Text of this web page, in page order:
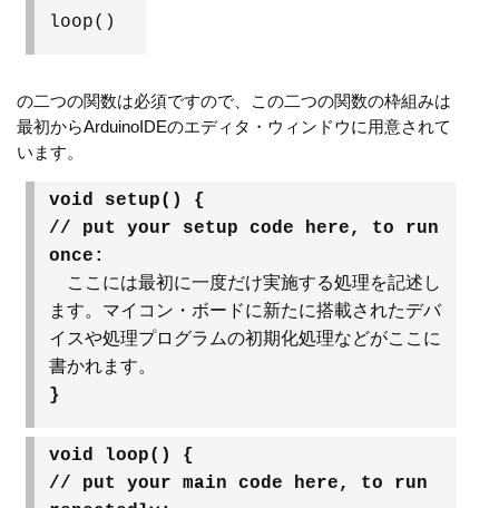
loop()
の二つの関数は必須ですので、この二つの関数の枠組みは
最初からArduinoIDEのエディタ・ウィンドウに用意されて
います。
void setup() {
// put your setup code here, to run
once:
ここには最初に一度だけ実施する処理を記述し
ます。マイコン・ボードに新たに搭載されたデバ
イスや処理プログラムの初期化処理などがここに
書かれます。
}
void loop() {
// put your main code here, to run